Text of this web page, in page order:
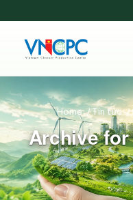
Archive
Home /Tin tức /